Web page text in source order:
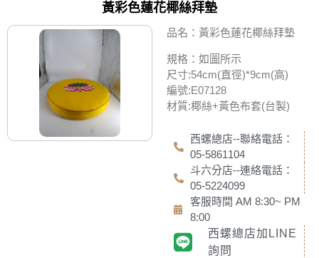
黃彩色蓮花椰絲拜墊
品名：黃彩色蓮花椰絲拜墊
規格：如圖所示
尺寸:54cm(直徑)*9cm(高)
編號:E07128
材質:椰絲+黃色布套(台製)
西螺總店--聯絡電話：
05-5861104
斗六分店--連絡電話：
05-5224099
客服時間 AM 8:30~ PM
8:00
西螺總店加LINE
詢問